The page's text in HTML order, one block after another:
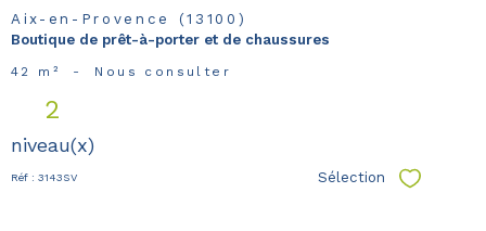
Aix-en-Provence (13100)
Boutique de prêt-à-porter et de chaussures
42 m² - Nous consulter
2
niveau(x)
Réf : 3143SV Sélection